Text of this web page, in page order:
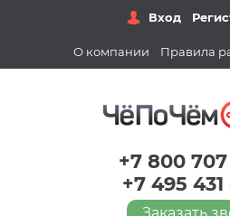
Вход
О компании Правила
+7 800
+7 495